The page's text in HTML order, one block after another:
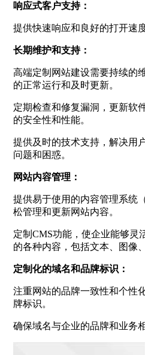
响应式客户支持：
提供快速响应和良好的打开速度
长期维护和支持：
高端定制网站建设需要持续的
的正常运行和及时更新。
定期检查和修复漏洞，更新软
的安全性和性能。
提供及时的技术支持，解决用
问题和困惑。
网站内容管理：
提供易于使用的内容管理系统
松管理和更新网站内容。
定制CMS功能，使企业能够灵
的各种内容，包括文本、图像
定制化的域名和品牌标识：
注重网站的品牌一致性和个性
牌标识。
确保域名与企业的品牌和业务